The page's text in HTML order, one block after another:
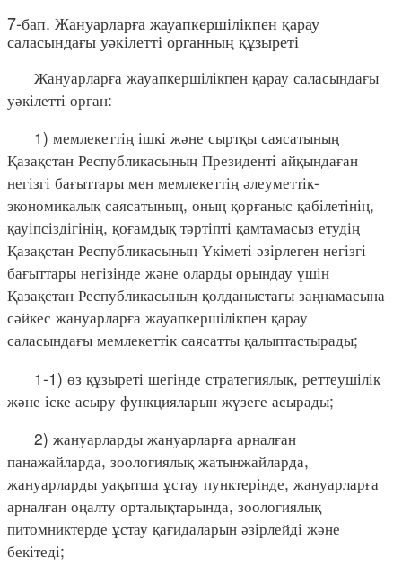
7-бап. Жануарларға жауапкершілікпен қарау
саласындағы уәкілетті органның құзыреті
Жануарларға жауапкершілікпен қарау саласындағы
уәкілетті орган:
1) мемлекеттің ішкі және сыртқы саясатының
Қазақстан Республикасының Президенті айқындаған
негізгі бағыттары мен мемлекеттің әлеуметтік-
экономикалық саясатының, оның қорғаныс қабілетінің,
қауіпсіздігінің, қоғамдық тәртіпті қамтамасыз етудің
Қазақстан Республикасының Үкіметі әзірлеген негізгі
бағыттары негізінде және оларды орындау үшін
Қазақстан Республикасының қолданыстағы заңнамасына
сәйкес жануарларға жауапкершілікпен қарау
саласындағы мемлекеттік саясатты қалыптастырады;
1-1) өз құзыреті шегінде стратегиялық, реттеушілік
және іске асыру функцияларын жүзеге асырады;
2) жануарларды жануарларға арналған
панажайларда, зоологиялық жатынжайларда,
жануарларды уақытша ұстау пунктерінде, жануарларға
арналған оңалту орталықтарында, зоологиялық
питомниктерде ұстау қағидаларын әзірлейді және
бекітеді;